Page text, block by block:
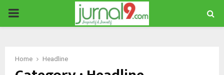
PRIMARY
Home Headline